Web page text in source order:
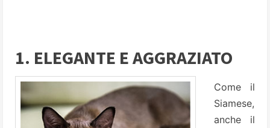
1. ELEGANTE E AGGRAZIATO
Come il
Siamese,
anche il